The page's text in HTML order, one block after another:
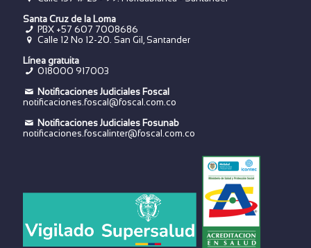
Santa Cruz de la Loma
PBX +57 607 7008686
Calle 12 No 12-20. San Gil, Santander
Línea gratuita
018000 917003
Notificaciones Judiciales Foscal
notificaciones.foscal@foscal.com.co
Notificaciones Judiciales Fosunab
notificaciones.foscalinter@foscal.com.co